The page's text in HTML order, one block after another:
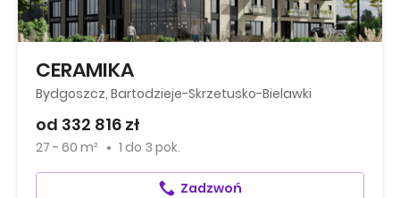
CERAMIKA
Bydgoszcz, Bartodzieje-Skrzetusko-Bielawki
od 332 816 zł
27 - 60 m² 1 do 3 pok.
Zadzwoń